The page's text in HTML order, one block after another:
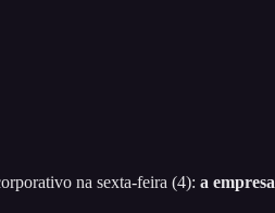
na sexta-feira (4): a empresa